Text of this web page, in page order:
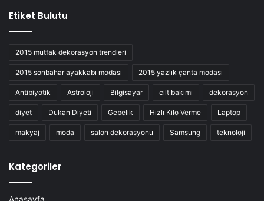
Etiket Bulutu
2015 mutfak dekorasyon trendleri
2015 sonbahar ayakkabı modası 2015 yazlık çanta modası
Antibiyotik Astroloji Bilgisayar cilt bakımı dekorasyon
diyet Dukan Diyeti Gebelik Hızlı Kilo Verme Laptop
makyaj moda salon dekorasyonu Samsung teknoloji
Kategoriler
Anasayfa